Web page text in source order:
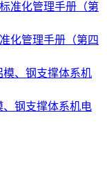
化管理手册（第四
钢支撑体系机电